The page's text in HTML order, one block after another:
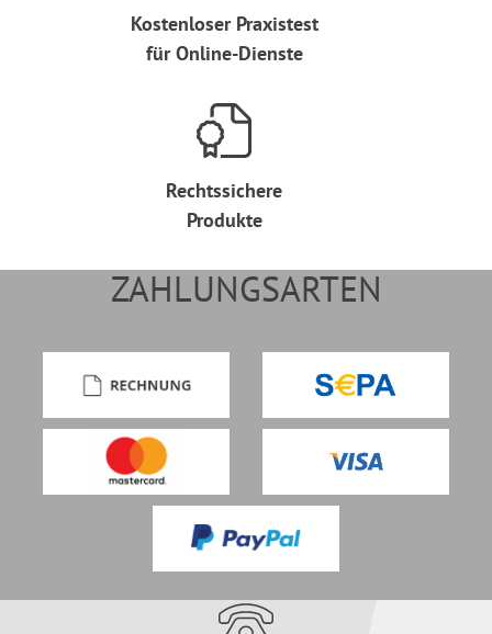
Kostenloser Praxistest
für Online-Dienste
Rechtssichere
Produkte
ZAHLUNGSARTEN